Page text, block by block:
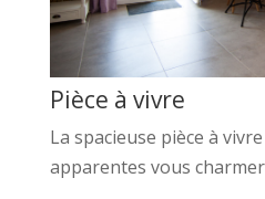
Pièce à vivre
La spacieuse pièce à
apparentes vous